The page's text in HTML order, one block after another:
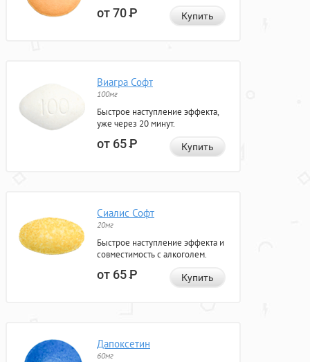
от 70Р Купить
Виагра Софт
100мг
Быстрое наступление эффекта,
уже через 20 минут.
от 65Р Купить
Сиалис Софт
20мг
Быстрое наступление эффекта и
совместимость с алкоголем.
от 65Р Купить
Дапоксетин
60мг